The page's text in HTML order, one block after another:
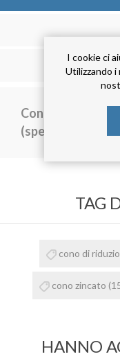
Cono di
(spessore 6/10)
TAG
cono di
cono zincato
HANNO
I cookie ci
Utilizzando